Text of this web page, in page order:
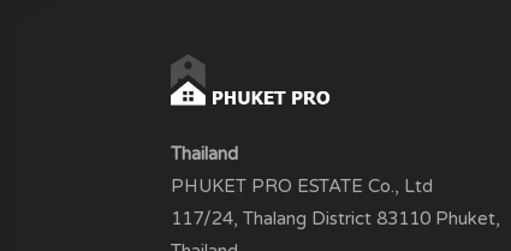
Thailand
PHUKET PRO ESTATE Co., Ltd
117/24, Thalang District 83110 Phuket,